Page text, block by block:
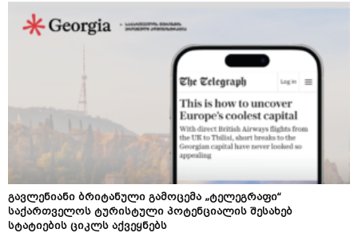
გავლენიანი ბრიტანული გამოცემა „ტელეგრაფი“
საქართველოს ტურისტული პოტენციალის შესახებ
სტატიების ციკლს აქვეყნებს